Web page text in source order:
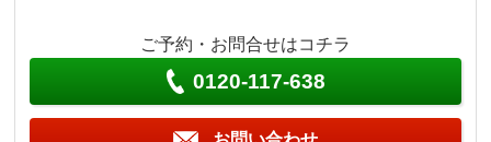
ご予約・お問合せはコチラ
0120-117-638